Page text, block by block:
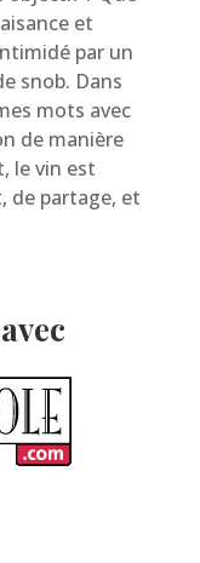
et
par un
snob. Dans
mots avec
de manière
le vin est
de partage, et